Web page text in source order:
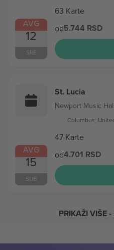
AVG
12
SRE
63 Karte
od5.744 RSD
AVG
15
SUB
St. Lucia
Newport Music Hall
Columbus,
47 Karte
od4.701 RSD
PRIKAŽI VIŠE-